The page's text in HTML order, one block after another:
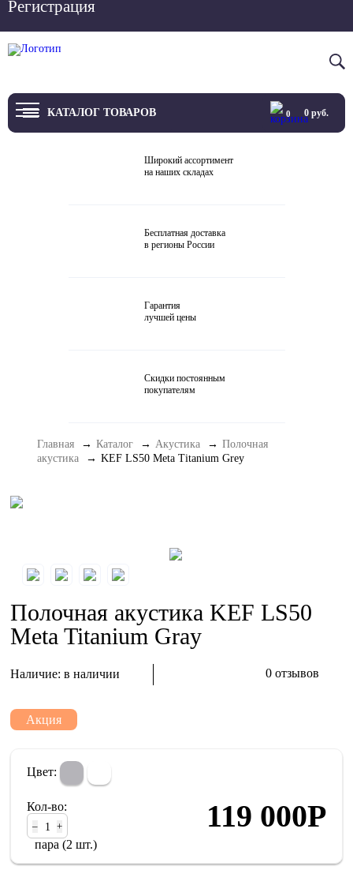
Регистрация
Вход
КАТАЛОГ ТОВАРОВ
Виниловые проигрыватели
Домашние кинотеатры
Портативный Hi-Fi
0 0руб.
Широкий ассортимент
на наших складах
Бесплатная доставка
в регионы России
Гарантия
лучшей цены
Скидки постоянным
покупателям
Главная Каталог Акустика
Полочная
акустика
KEF LS50 Meta Titanium Grey
Полочная акустика KEF LS50
Meta Titanium Gray
Наличие:в наличии 0 отзывов
Акция
Цвет:
Кол-во:
– +
пара (2 шт.)
119 000Р